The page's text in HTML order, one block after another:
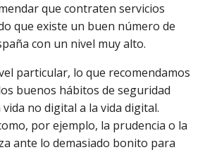
que contraten servicios
que existe un buen número de
con un nivel muy alto.
particular, lo que recomendamos
buenos hábitos de seguridad
no digital a la vida digital.
por ejemplo, la prudencia o la
ante lo demasiado bonito para